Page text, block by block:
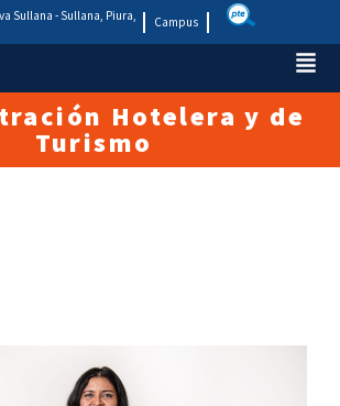
Sullana - Sullana, Piura, Campus
Hotelera y de
Turismo